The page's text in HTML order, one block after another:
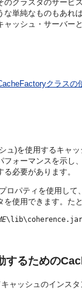
クラスタのサービ
単純なものもあ
ッシュ・サーバ
クラスの
ュ)を使用するキャ
ォーマンスを示
必要があります。
ロパティを使用し
を使用できます。た
するための
ャッシュのインス